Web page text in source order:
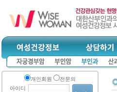
개인회원
전문의
아이디